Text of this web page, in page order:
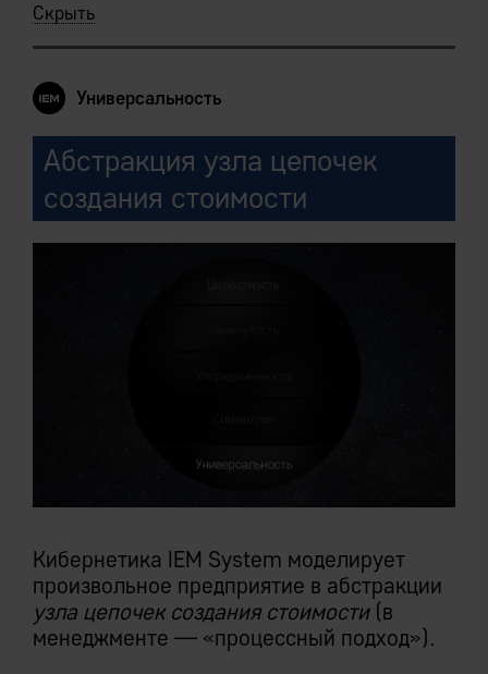
Скрыть
Универсальность
Абстракция узла цепочек
создания стоимости
Кибернетика IEM System моделирует
произвольное предприятие в абстракции
узла цепочек создания стоимости(в
менеджменте — «процессный подход»).